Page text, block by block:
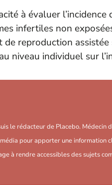
à évaluer l’incidence
infertiles non
reproduction
niveau individuel sur
le rédacteur de Placebo. Médecin
média pour apporter une
à rendre accessibles des sujets